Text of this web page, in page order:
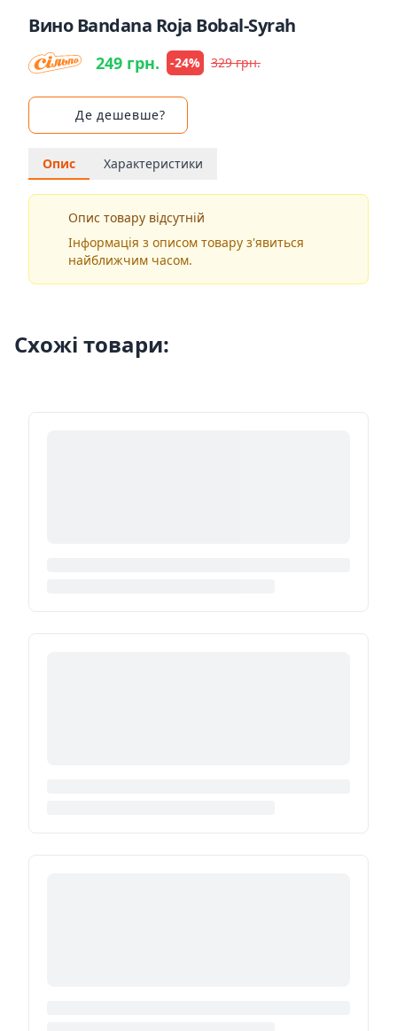
Вино Bandana Roja Bobal-Syrah
249 грн. -24% 329 грн.
Де дешевше?
Опис Характеристики
Опис товару відсутній
Інформація з описом товару з'явиться
найближчим часом.
Схожі товари: